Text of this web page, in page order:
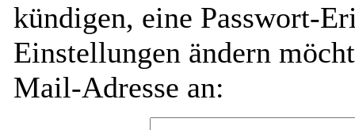
kündigen, eine Passwort-
Einstellungen ändern
Mail-Adresse an: